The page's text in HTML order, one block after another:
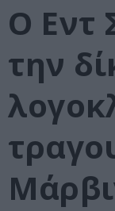
Ο Εντ
την